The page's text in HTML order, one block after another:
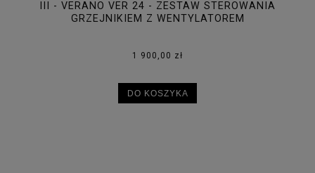
III - VERANO VER 24 - ZESTAW STEROWANIA
GRZEJNIKIEM Z WENTYLATOREM
1 900,00 zł
DO KOSZYKA